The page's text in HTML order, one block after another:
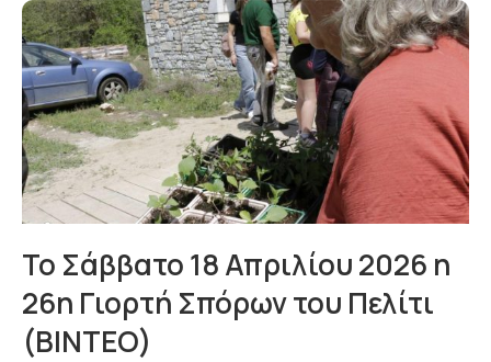
Το Σάββατο 18 Απριλίου 2026 η
26η Γιορτή Σπόρων του Πελίτι
(ΒΙΝΤΕΟ)